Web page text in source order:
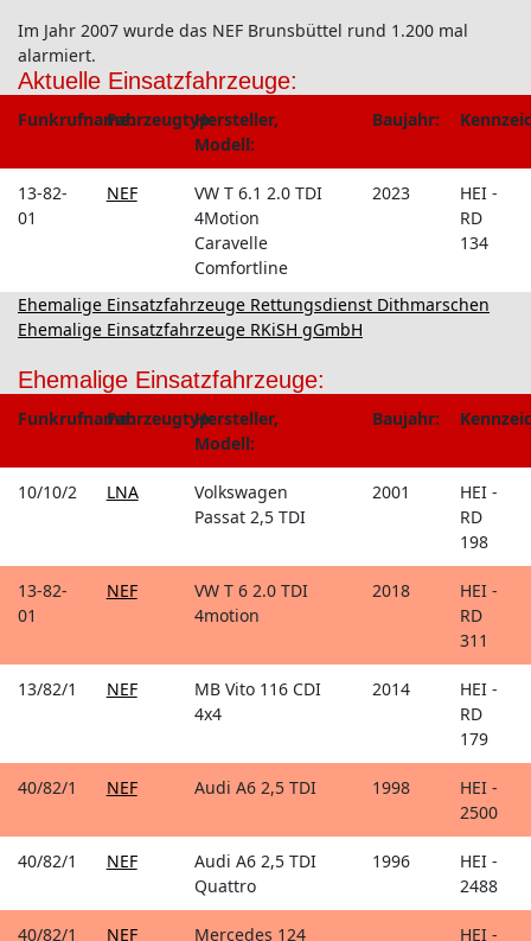
Im Jahr 2007 wurde das NEF Brunsbüttel rund 1.200 mal
alarmiert.
Aktuelle Einsatzfahrzeuge:
Funkrufname:Fahrzeugtyp:Hersteller,
Modell:
Baujahr:
13-82-
01
NEF
VW T 6.1 2.0 TDI
4Motion
Caravelle
Comfortline
2023
HEI -
RD
134
Ehemalige Einsatzfahrzeuge Rettungsdienst Dithmarschen
Ehemalige Einsatzfahrzeuge RKiSH gGmbH
Ehemalige Einsatzfahrzeuge:
Funkrufname:Fahrzeugtyp:Hersteller,
Modell:
Baujahr:
10/10/2 LNA
Volkswagen
Passat 2,5 TDI
2001
HEI -
RD
198
13-82-
01
NEF
VW T 6 2.0 TDI
4motion
2018
HEI -
RD
311
13/82/1 NEF
MB Vito 116 CDI
4x4
2014
HEI -
RD
179
40/82/1 NEF Audi A6 2,5 TDI 1998
HEI -
2500
40/82/1 NEF
Audi A6 2,5 TDI
Quattro
1996
HEI -
2488
40/82/1 NEF Mercedes 124
HEI -